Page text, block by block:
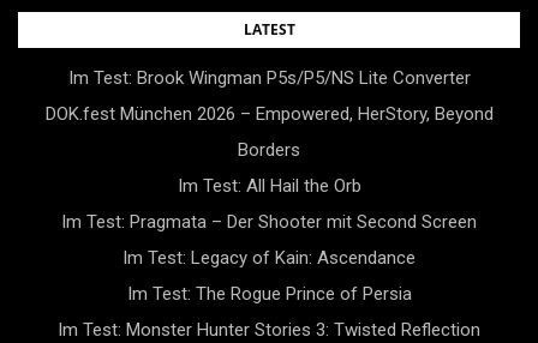
Skip
LATEST
Im Test: Brook Wingman P5s/P5/NS Lite Converter
DOK.fest München 2026 – Empowered, HerStory, Beyond
Borders
Im Test: All Hail the Orb
Im Test: Pragmata – Der Shooter mit Second Screen
Im Test: Legacy of Kain: Ascendance
Im Test: The Rogue Prince of Persia
Im Test: Monster Hunter Stories 3: Twisted Reflection